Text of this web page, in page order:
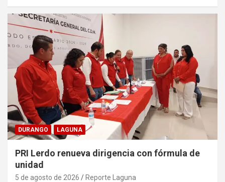
DURANGO LAGUNA
PRI Lerdo renueva dirigencia con fórmula de
unidad
5 de agosto de 2026 Reporte Laguna